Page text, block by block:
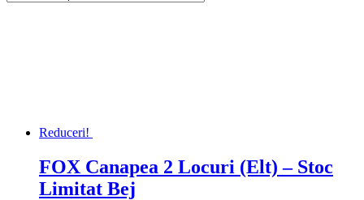
Reduceri!
FOX Canapea 2 Locuri (Elt) – Stoc
Limitat Bej